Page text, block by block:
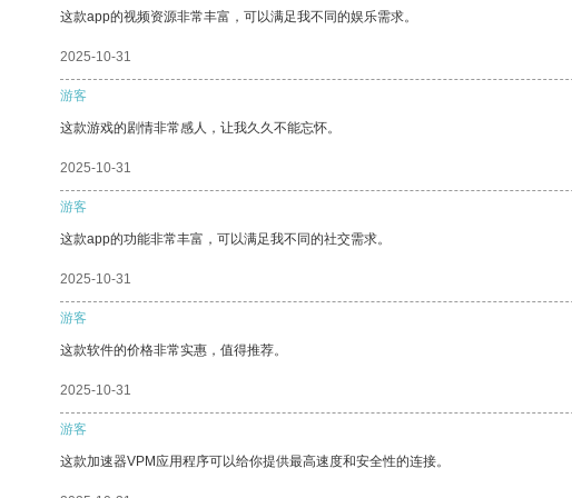
这款app的视频资源非常丰富，可以满足我不同的娱乐需求。
2025-10-31
游客
这款游戏的剧情非常感人，让我久久不能忘怀。
2025-10-31
游客
这款app的功能非常丰富，可以满足我不同的社交需求。
2025-10-31
游客
这款软件的价格非常实惠，值得推荐。
2025-10-31
游客
这款加速器VPM应用程序可以给你提供最高速度和安全性的连接。